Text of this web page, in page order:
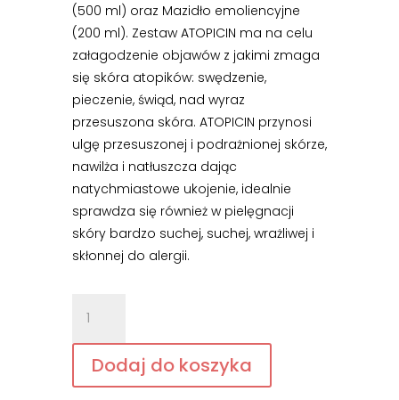
(500 ml) oraz Mazidło emoliencyjne
(200 ml). Zestaw ATOPICIN ma na celu
załagodzenie objawów z jakimi zmaga
się skóra atopików: swędzenie,
pieczenie, świąd, nad wyraz
przesuszona skóra. ATOPICIN przynosi
ulgę przesuszonej i podrażnionej skórze,
nawilża i natłuszcza dając
natychmiastowe ukojenie, idealnie
sprawdza się również w pielęgnacji
skóry bardzo suchej, suchej, wrażliwej i
skłonnej do alergii.
Atopicin
–
zestaw
do
Dodaj do koszyka